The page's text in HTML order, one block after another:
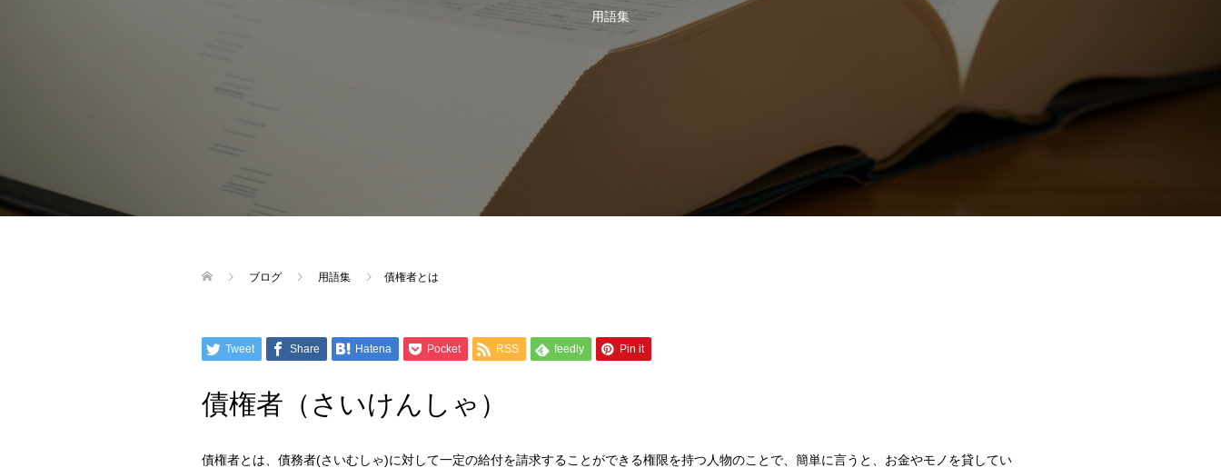
用語集
ブログ 用語集 債権者とは
Tweet Share Hatena Pocket RSS feedly Pin it
債権者（さいけんしゃ）
債権者とは、債務者(さいむしゃ)に対して一定の給付を請求することができる権限を持つ人物のことで、簡単に言うと、お金やモノを貸してい